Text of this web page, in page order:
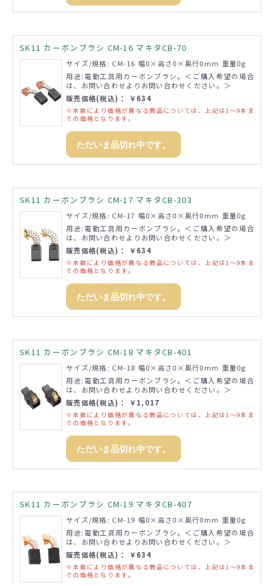
SK11 カーボンブラシ CM-16 マキタCB-70
サイズ/規格: CM-16 幅0×高さ0×奥行0mm 重量0g
用途:電動工具用カーボンブラシ。＜ご購入希望の場合
は、お問い合わせよりお問い合わせください。＞
販売価格(税込)： ￥634
※本数により価格が異なる商品については、上記は1～9本ま
での価格となります。
ただいま品切れ中です。
SK11 カーボンブラシ CM-17 マキタCB-303
サイズ/規格: CM-17 幅0×高さ0×奥行0mm 重量0g
用途:電動工具用カーボンブラシ。＜ご購入希望の場合
は、お問い合わせよりお問い合わせください。＞
販売価格(税込)： ￥634
※本数により価格が異なる商品については、上記は1～9本ま
での価格となります。
ただいま品切れ中です。
SK11 カーボンブラシ CM-18 マキタCB-401
サイズ/規格: CM-18 幅0×高さ0×奥行0mm 重量0g
用途:電動工具用カーボンブラシ。＜ご購入希望の場合
は、お問い合わせよりお問い合わせください。＞
販売価格(税込)： ￥1,017
※本数により価格が異なる商品については、上記は1～9本ま
での価格となります。
ただいま品切れ中です。
SK11 カーボンブラシ CM-19 マキタCB-407
サイズ/規格: CM-19 幅0×高さ0×奥行0mm 重量0g
用途:電動工具用カーボンブラシ。＜ご購入希望の場合
は、お問い合わせよりお問い合わせください。＞
販売価格(税込)： ￥634
※本数により価格が異なる商品については、上記は1～9本ま
での価格となります。